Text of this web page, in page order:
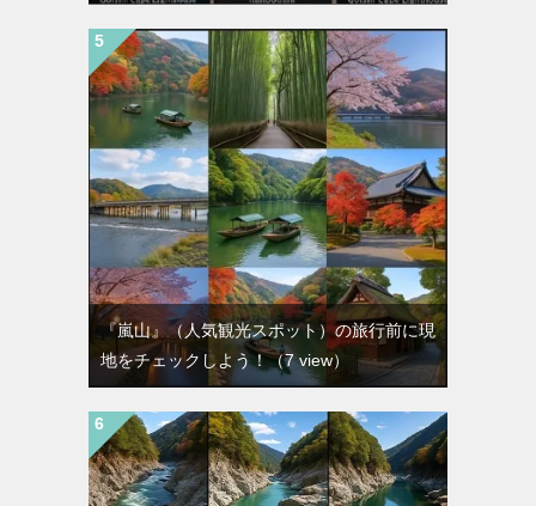
『嵐山』（人気観光スポット）の旅行前に現
地をチェックしよう！（7 view）